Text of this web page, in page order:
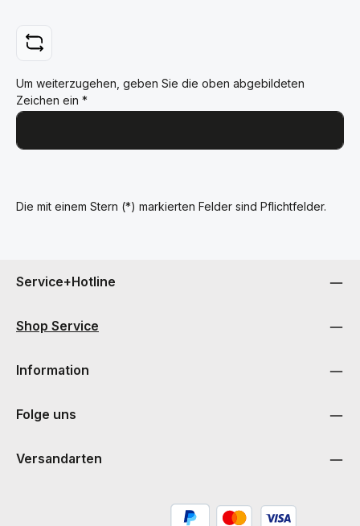
Um weiterzugehen, geben Sie die oben abgebildeten
Zeichen ein *
Die mit einem Stern (*) markierten Felder sind Pflichtfelder.
Service+Hotline
Shop Service
Information
Folge uns
Versandarten